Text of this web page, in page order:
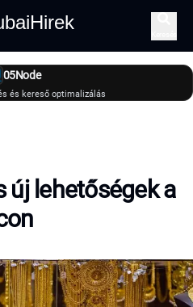
05Node
és kereső optimalizálás
új lehetőségek a